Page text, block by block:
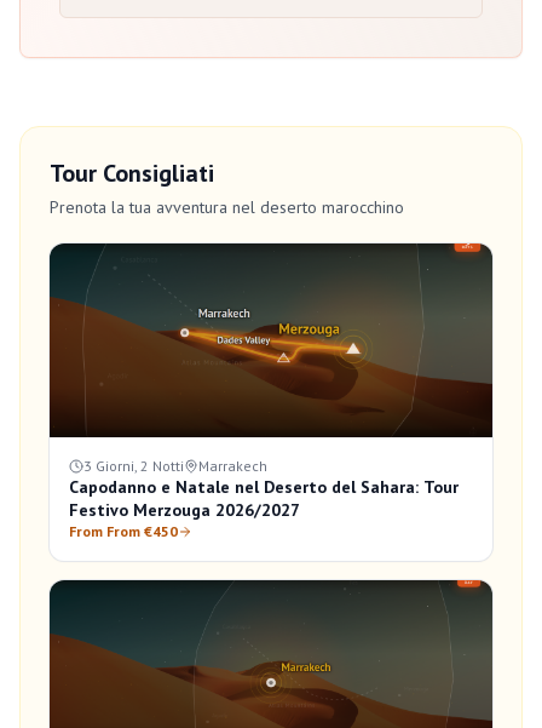
Tour Consigliati
Prenota la tua avventura nel deserto marocchino
3 Giorni, 2 Notti Marrakech
Capodanno e Natale nel Deserto del Sahara: Tour
Festivo Merzouga 2026/2027
From From €450